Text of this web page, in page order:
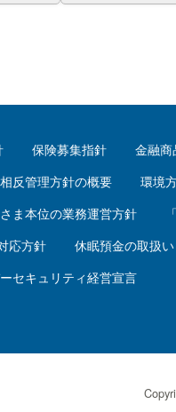
保険募集指針 金融商
反管理方針の概要 環境
ま本位の業務運営方針
応方針 休眠預金の取扱い
セキュリティ経営宣言